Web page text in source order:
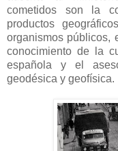
cometidos son la
productos
organismos públicos,
conocimiento de la
española y el
geodésica y geofísica.